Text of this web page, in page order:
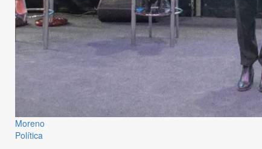
Moreno
Política